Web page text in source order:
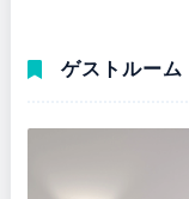
ゲストルーム